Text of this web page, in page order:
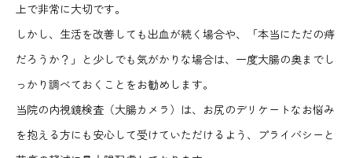
上で非常に大切です。
しかし、生活を改善しても出血が続く場合や、「本当にただの痔
だろうか？」と少しでも気がかりな場合は、一度大腸の奥までし
っかり調べておくことをお勧めします。
当院の内視鏡検査（大腸カメラ）は、お尻のデリケートなお悩み
を抱える方にも安心して受けていただけるよう、プライバシーと